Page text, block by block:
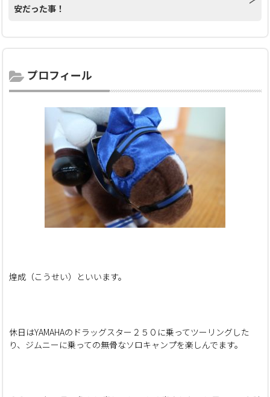
安だった事！
プロフィール
煌成（こうせい）といいます。
休日はYAMAHAのドラッグスター２５０に乗ってツーリングした
り、ジムニーに乗っての無骨なソロキャンプを楽しんでます。